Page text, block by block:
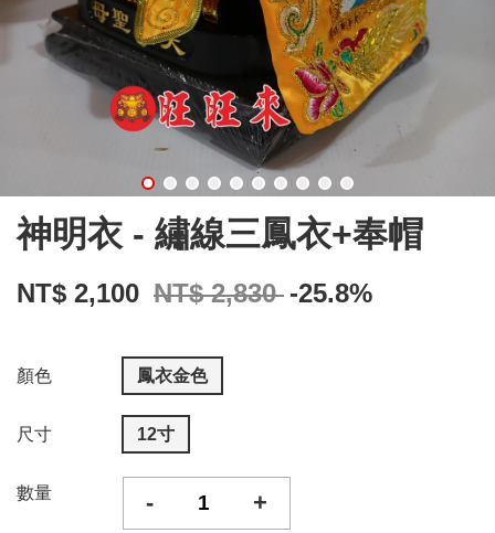
神明衣 - 繡線三鳳衣+奉帽
NT$ 2,100 NT$ 2,830 -25.8%
顏色 鳳衣金色
尺寸 12寸
數量 - +